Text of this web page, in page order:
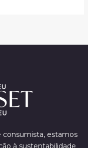
estamos
à sustentabilidade